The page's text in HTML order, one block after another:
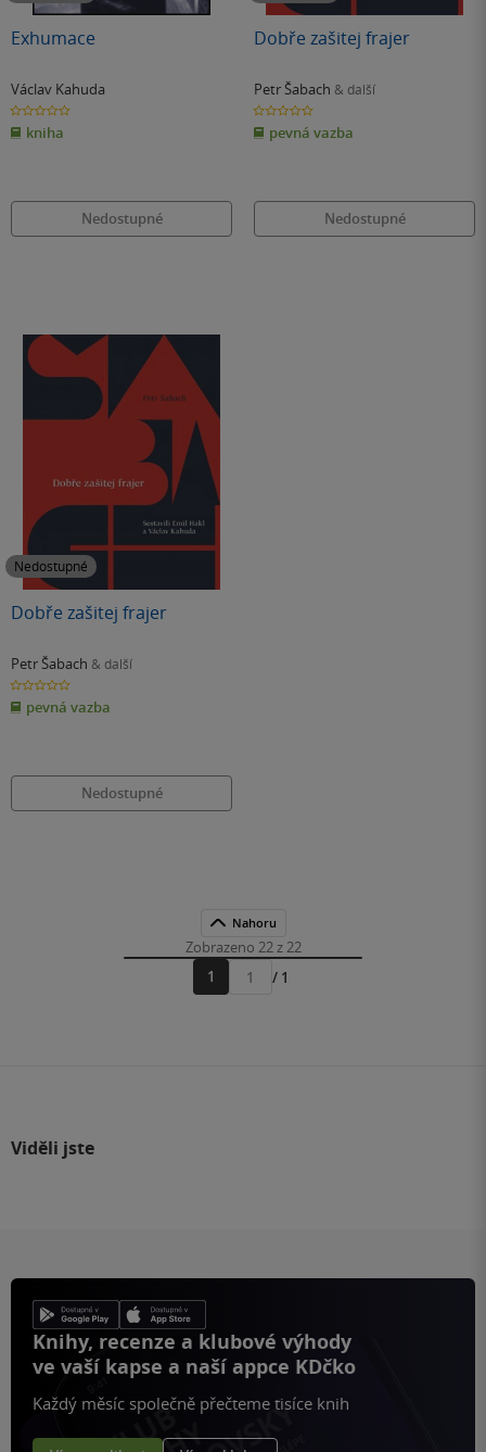
Exhumace
Václav Kahuda
0.0
z
5
hvězdiček
kniha
Nedostupné
Dobře zašitej frajer
Petr Šabach & další
0.0
z
5
hvězdiček
pevná vazba
Nedostupné
Nedostupné
Dobře zašitej frajer
Petr Šabach & další
0.0
z
5
hvězdiček
pevná vazba
Nedostupné
Nahoru
Zobrazeno 22 z 22
1
Přejít
/ 1
Viděli jste
Knihy, recenze a klubové výhody
ve vaší kapse a naší appce KDčko
Každý měsíc společně přečteme tisíce knih